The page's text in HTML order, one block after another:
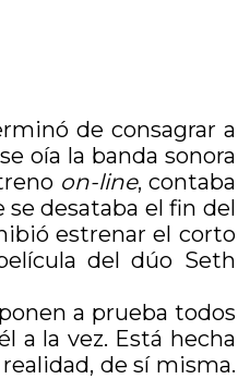
de consagrar a
oía la banda sonora
on-line, contaba
se desataba el fin del
estrenar el corto
del dúo Seth
a prueba todos
a la vez. Está hecha
de sí misma.